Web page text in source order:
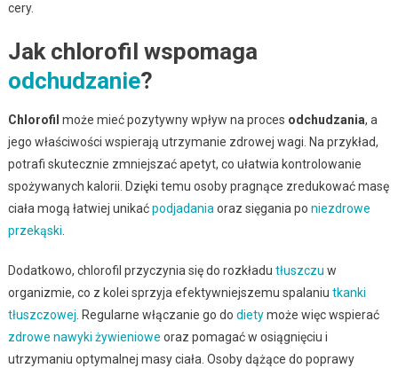
cery.
Jak chlorofil wspomaga
odchudzanie?
Chlorofil może mieć pozytywny wpływ na proces odchudzania, a
jego właściwości wspierają utrzymanie zdrowej wagi. Na przykład,
potrafi skutecznie zmniejszać apetyt, co ułatwia kontrolowanie
spożywanych kalorii. Dzięki temu osoby pragnące zredukować masę
ciała mogą łatwiej unikaćpodjadania oraz sięgania po niezdrowe
przekąski
Dodatkowo, chlorofil przyczynia się do rozkładu tłuszczu w
organizmie, co z kolei sprzyja efektywniejszemu spalaniu tkanki
tłuszczowej . Regularne włączanie go do dietymoże więc wspierać
zdrowe nawyki żywieniowe oraz pomagać w osiągnięciu i
utrzymaniu optymalnej masy ciała. Osoby dążące do poprawy